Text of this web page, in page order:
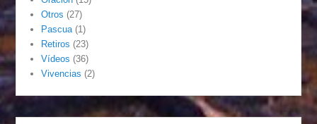
Otros (27)
Pascua (1)
Retiros (23)
Vídeos (36)
Vivencias (2)